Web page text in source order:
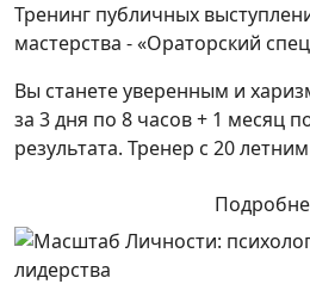
Тренинг публичных
мастерства - «Ораторский
Вы станете уверенным и
за 3 дня по 8 часов + 1 месяц
результата. Тренер с 20